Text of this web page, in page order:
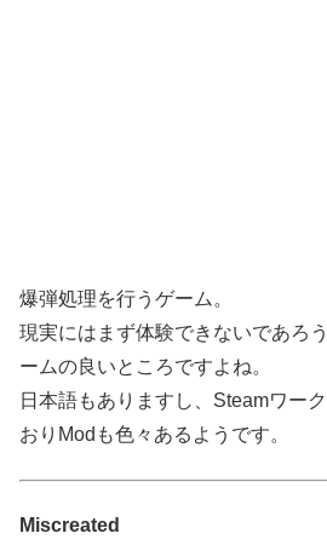
爆弾処理を行うゲーム。
現実にはまず体験できないであろ
ームの良いところですよね。
日本語もありますし、Steamワー
おりModも色々あるようです。
Miscreated